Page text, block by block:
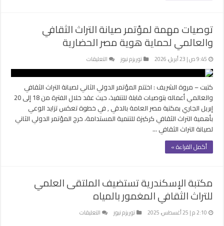
توصيات مهمة لمؤتمر صيانة التراث الثقافي
والعالمي لحماية هوية مصر الحضارية
9:45 ص | 23 أبريل، 2026 توريزم نيوز التعليقات
توصيات
مهمة
لمؤتمر
صيانة
التراث
الثقافي
مغلقة
كتبت – مروة الشريف : اختتم المؤتمر الدولي الثاني لصيانة التراث الثقافي
والعالمي أعماله بتوصيات قابلة للتنفيذ، حيث عقد خلال الفترة من 18 إلى 20
إبريل الجاري بمكتبة مصر العامة بالدقي , في خطوة تعكس تزايد الوعي
بأهمية التراث الثقافي كركيزة للتنمية المستدامة، خرج المؤتمر الدولي الثاني
لصيانة التراث الثقافي …
أكمل القراءة »
مكتبة الإسكندرية تستضيف الملتقى العلمي
للتراث الثقافي المغمور بالمياه
2:10 م | 25 أغسطس، 2025 توريزم نيوز التعليقات